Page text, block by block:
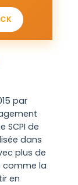
par
SCPI de
dans
plus de
comme la
en